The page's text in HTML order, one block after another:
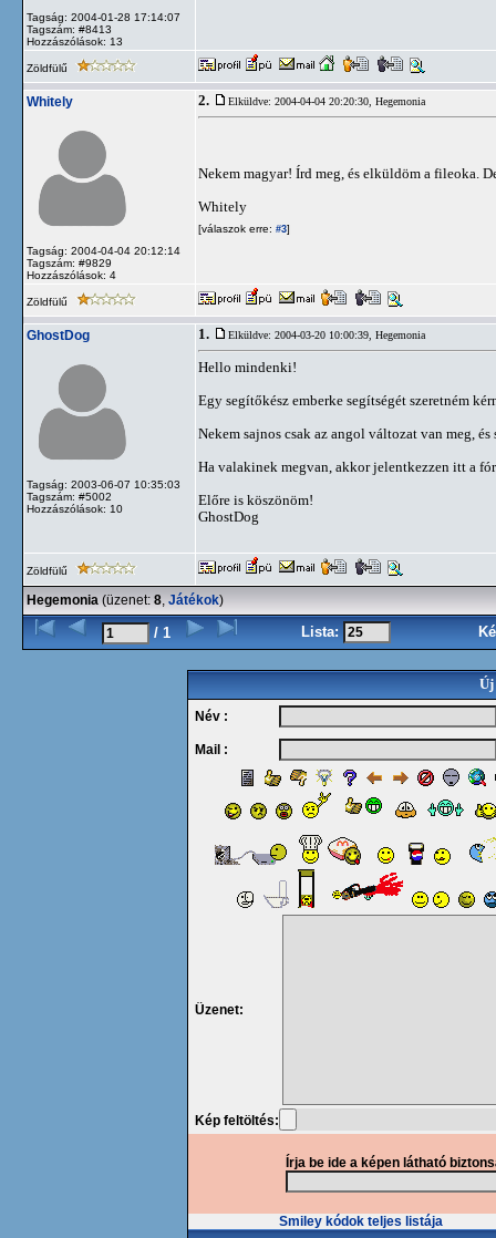
Tagság: 2004-01-28 17:14:07
Tagszám: #8413
Hozzászólások: 13
Zöldfülű
Whitely
Tagság: 2004-04-04 20:12:14
Tagszám: #9829
Hozzászólások: 4
2. Elküldve: 2004-04-04 20:20:30, Hegemonia
Nekem magyar! Írd meg, és elküldöm a fileoka.
Whitely
[válaszok erre: #3]
Zöldfülű
GhostDog
Tagság: 2003-06-07 10:35:03
Tagszám: #5002
Hozzászólások: 10
1. Elküldve: 2004-03-20 10:00:39, Hegemonia
Hello mindenki!
Egy segítőkész emberke segítségét szeretném
Nekem sajnos csak az angol változat van meg,
Ha valakinek megvan, akkor jelentkezzen itt a
Előre is köszönöm!
GhostDog
Zöldfülű
Hegemonia (üzenet: 8, Játékok)
/ 1 Lista:
Új
Név :
Mail :
Üzenet:
Kép feltöltés:
Írja be ide a képen látható
Smiley kódok teljes listája